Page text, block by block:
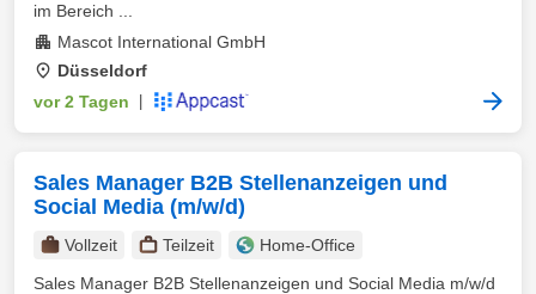
im Bereich ...
Mascot International GmbH
Düsseldorf
vor 2 Tagen
Sales Manager B2B Stellenanzeigen und
Social Media (m/w/d)
Vollzeit Teilzeit
Home-Office
Sales Manager B2B Stellenanzeigen und Social Media m/w/d